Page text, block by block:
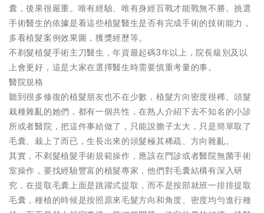
囊，後果很嚴重。唯有經驗、唯有身經百戰才能戰無不勝。挑選
手術醫生的依據是看這些植髮醫生是否有完成手術的技術能力，
多看植髮案例效果圖，獲獎經歷等。
不剃髮植髮手術主刀醫生，年資最起碼3年以上，院長級別及以
上會更好，這是大家在選擇醫生時需要慎重考量的事。
醫院規格
聽到很多修復的植髮朋友也不在少數，植髮方向密度很稀、頭髮
栽種雜亂的她們，都有一個共性，在熟人介紹下去不知名的小診
所或者醫院，把這件事給做了，只能說膽子太大，只是簡單取了
毛囊、栽上了而已，生長出來的頭髮極其稀疏、方向雜亂。
其實，不剃髮植髮手術規範操作，應該在門診或者醫院無菌手術
室操作，要找經驗豐富的植髮專家，他們對毛囊結構有深入研
究，在提取毛囊上面是跳躍式提取，而不是按部就班一排排提取
毛囊，種植的時候是按照原來毛髮方向和角度、密度均勻進行種